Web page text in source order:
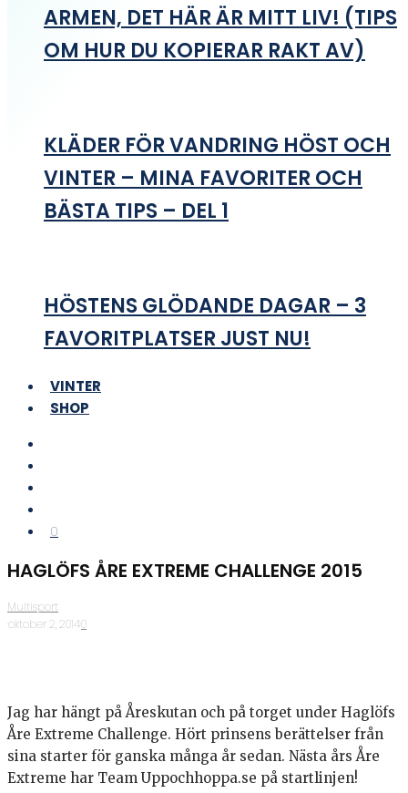
ARMEN, DET HÄR ÄR MITT LIV! (TIPS
OM HUR DU KOPIERAR RAKT AV)
KLÄDER FÖR VANDRING HÖST OCH
VINTER – MINA FAVORITER OCH
BÄSTA TIPS – DEL 1
HÖSTENS GLÖDANDE DAGAR – 3
FAVORITPLATSER JUST NU!
VINTER
SHOP
0
HAGLÖFS ÅRE EXTREME CHALLENGE 2015
Multisport
·oktober 2, 2014·0
Jag har hängt på Åreskutan och på torget under Haglöfs
Åre Extreme Challenge. Hört prinsens berättelser från
sina starter för ganska många år sedan. Nästa års Åre
Extreme har Team Uppochhoppa.se på startlinjen!